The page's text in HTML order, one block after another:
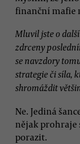
finanční mafie
Mluvil jste o
zdrceny
se navzdory
strategie či síla,
shromáždit
Ne. Jediná
nějak prohraje
porazit.